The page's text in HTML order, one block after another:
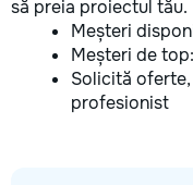
să preia proiectul tău.
Meșteri
Meșteri de top:
Solicită
profesionist